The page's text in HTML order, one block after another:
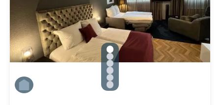
gallery.slide_selector
Zu Slide 1 wechseln
Zu Slide 2 wechseln
Zu Slide 3 wechseln
Zu Slide 4 wechseln
Zu Slide 5 wechseln
Zu Slide 6 wechseln